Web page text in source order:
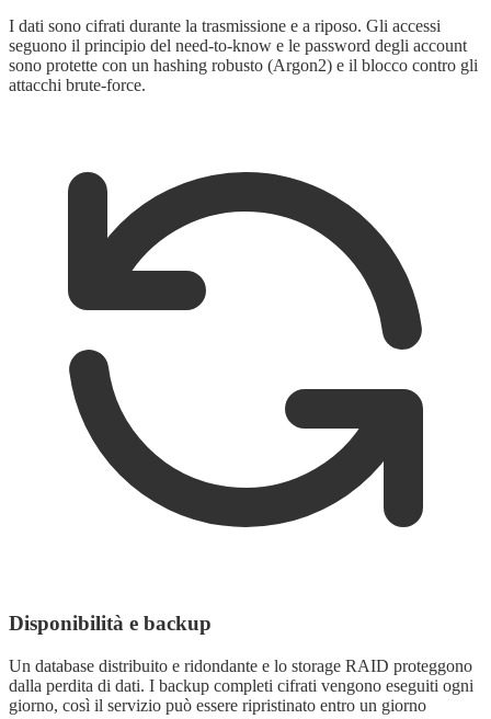
I dati sono cifrati durante la trasmissione e a riposo. Gli accessi
seguono il principio del need-to-know e le password degli account
sono protette con un hashing robusto (Argon2) e il blocco contro gli
attacchi brute-force.
Disponibilità e backup
Un database distribuito e ridondante e lo storage RAID proteggono
dalla perdita di dati. I backup completi cifrati vengono eseguiti ogni
giorno, così il servizio può essere ripristinato entro un giorno